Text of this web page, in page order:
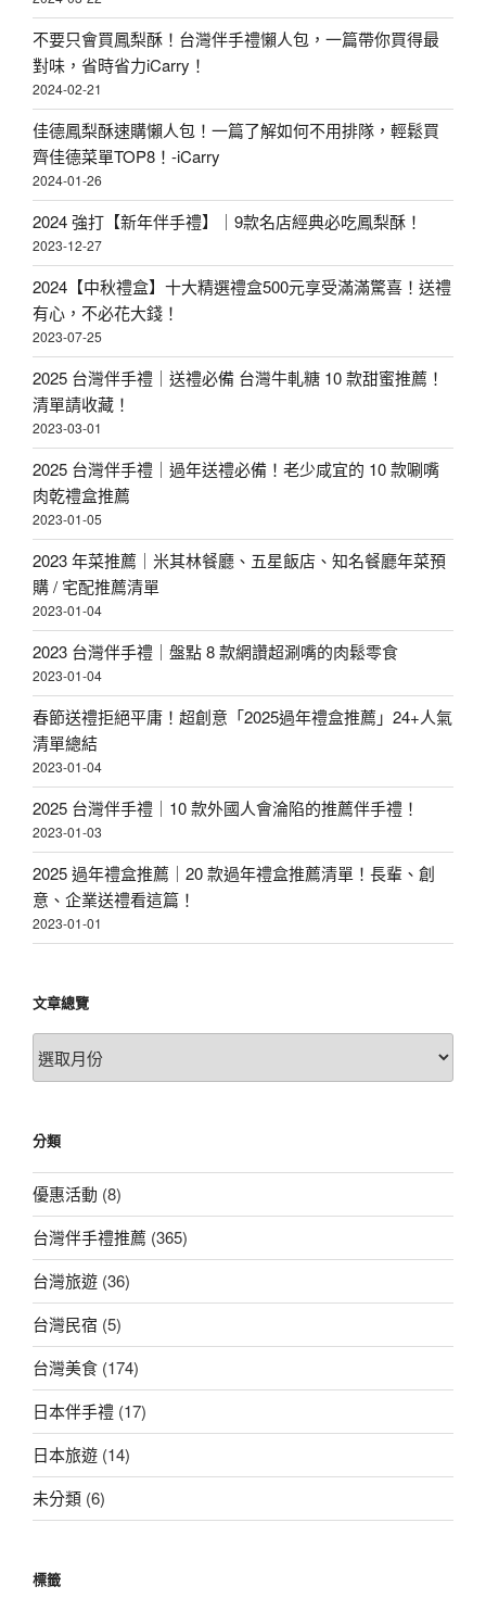
不要只會買鳳梨酥！台灣伴手禮懶人包，一篇帶你買得最
對味，省時省力iCarry！
2024-02-21
佳德鳳梨酥速購懶人包！一篇了解如何不用排隊，輕鬆買
齊佳德菜單TOP8！-iCarry
2024-01-26
2024 強打【新年伴手禮】｜9款名店經典必吃鳳梨酥！
2023-12-27
2024【中秋禮盒】十大精選禮盒500元享受滿滿驚喜！送禮
有心，不必花大錢！
2023-07-25
2025 台灣伴手禮｜送禮必備 台灣牛軋糖 10 款甜蜜推薦！
清單請收藏！
2023-03-01
2025 台灣伴手禮｜過年送禮必備！老少咸宜的 10 款唰嘴
肉乾禮盒推薦
2023-01-05
2023 年菜推薦｜米其林餐廳、五星飯店、知名餐廳年菜預
購 / 宅配推薦清單
2023-01-04
2023 台灣伴手禮｜盤點 8 款網讚超涮嘴的肉鬆零食
2023-01-04
春節送禮拒絕平庸！超創意「2025過年禮盒推薦」24+人氣
清單總結
2023-01-04
2025 台灣伴手禮｜10 款外國人會淪陷的推薦伴手禮！
2023-01-03
2025 過年禮盒推薦｜20 款過年禮盒推薦清單！長輩、創
意、企業送禮看這篇！
2023-01-01
文章總覽
文
章
分類
優惠活動 (8)
台灣伴手禮推薦 (365)
台灣旅遊 (36)
台灣民宿 (5)
台灣美食 (174)
日本伴手禮 (17)
日本旅遊 (14)
未分類 (6)
標籤